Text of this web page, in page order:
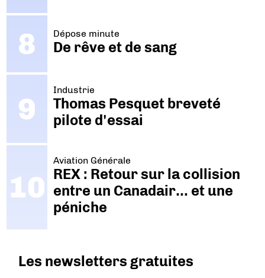
Dépose minute
De rêve et de sang
Industrie
Thomas Pesquet breveté
pilote d'essai
Aviation Générale
REX : Retour sur la collision
entre un Canadair… et une
péniche
Les newsletters gratuites